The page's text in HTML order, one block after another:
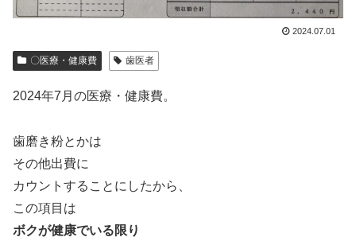
2024.07.01
〇医療・健康費 歯医者
2024年7月の医療・健康費。
歯磨き粉とかは
その他出費に
カウントすることにしたから、
この項目は
ボクが健康でいる限り